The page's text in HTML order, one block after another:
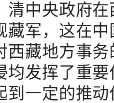
清中央政府
藏军，这在
西藏地方事
均发挥了重
到一定的推